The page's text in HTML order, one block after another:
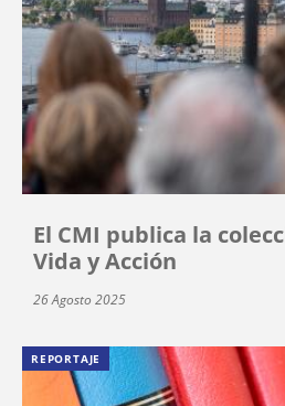
El CMI publica la
Vida y Acción
26 Agosto 2025
REPORTAJE